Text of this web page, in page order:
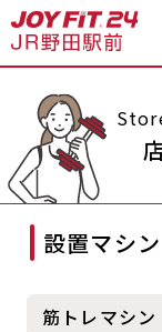
店舗トップ
会員の方へトップ
設置マシ
筋トレマシン